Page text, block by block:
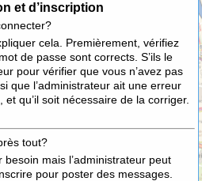
et d’inscription
cela. Premièrement, vérifiez
de passe sont corrects. S’ils le
pour vérifier que vous n’avez pas
que l’administrateur ait une erreur
qu’il soit nécessaire de la corriger.
tout?
mais l’administrateur peut
pour poster des messages.